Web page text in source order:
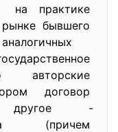
практике
бывшего
авторские
договор
другое -
(причем